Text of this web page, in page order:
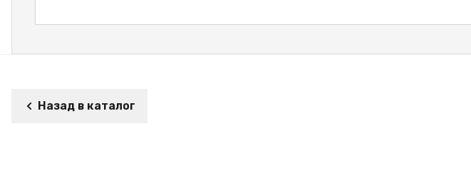
Назад в каталог